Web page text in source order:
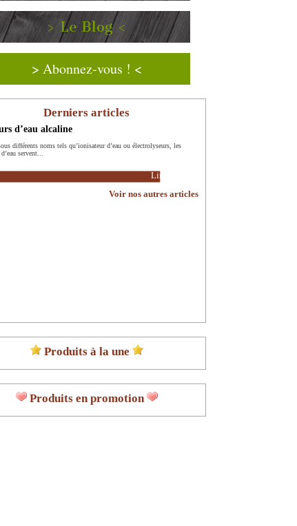
> Le Blog <
> Abonnez-vous ! <
Derniers articles
d’eau alcaline
différents noms tels qu’ionisateur d’eau ou électrolyseurs, les
servent...
Lire la suite
Voir nos autres articles
Produits à la une
Produits en promotion